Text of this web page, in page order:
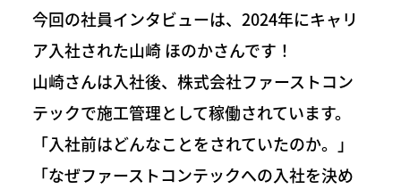
今回の社員インタビューは、2024年にキャリ
ア入社された山崎 ほのかさんです！
山崎さんは入社後、株式会社ファーストコン
テックで施工管理として稼働されています。
「入社前はどんなことをされていたのか。」
「なぜファーストコンテックへの入社を決め